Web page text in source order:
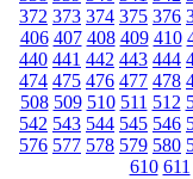
372 373 374 375 376
406 407 408 409 410
440 441 442 443 444
474 475 476 477 478
508 509 510 511 512
542 543 544 545 546
576 577 578 579 580
610 611